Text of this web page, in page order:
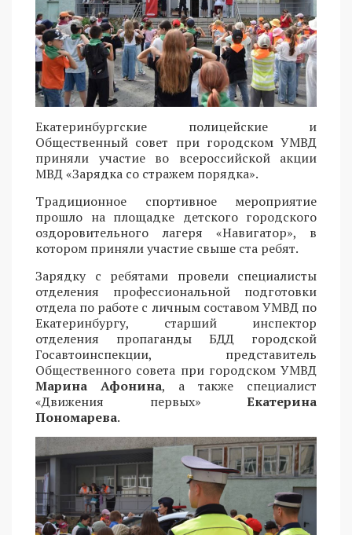
Екатеринбургские полицейские и
Общественный совет при городском УМВД
приняли участие во всероссийской акции
МВД «Зарядка со стражем порядка».
Традиционное спортивное мероприятие
прошло на площадке детского городского
оздоровительного лагеря «Навигатор», в
котором приняли участие свыше ста ребят.
Зарядку с ребятами провели специалисты
отделения профессиональной подготовки
отдела по работе с личным составом УМВД по
Екатеринбургу, старший инспектор
отделения пропаганды БДД городской
Госавтоинспекции, представитель
Общественного совета при городском УМВД
Марина Афонина, а также специалист
«Движения первых» Екатерина
Пономарева.